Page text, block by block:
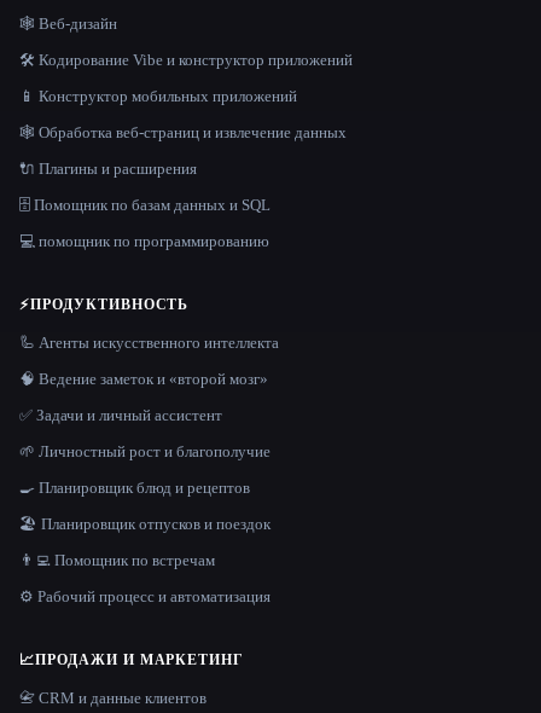
🕸 Веб-дизайн
🛠️ Кодирование Vibe и конструктор приложений
📱 Конструктор мобильных приложений
🕸️ Обработка веб-страниц и извлечение данных
🔌 Плагины и расширения
🗄️ Помощник по базам данных и SQL
💻 помощник по программированию
⚡ПРОДУКТИВНОСТЬ
🦾 Агенты искусственного интеллекта
🧠 Ведение заметок и «второй мозг»
✅ Задачи и личный ассистент
🌱 Личностный рост и благополучие
🍳 Планировщик блюд и рецептов
🏖 Планировщик отпусков и поездок
👨‍💻 Помощник по встречам
⚙️ Рабочий процесс и автоматизация
📈ПРОДАЖИ И МАРКЕТИНГ
📇 CRM и данные клиентов